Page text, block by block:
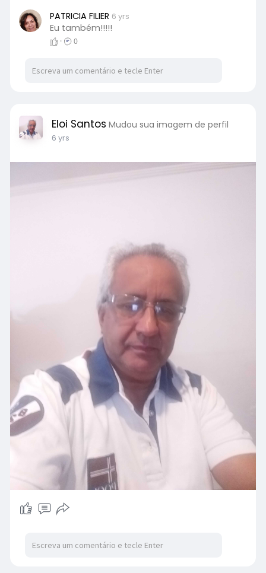
PATRICIA FILIER 6 yrs
Eu também!!!!!
· 0
Eloi Santos Mudou sua imagem de perfil
6 yrs